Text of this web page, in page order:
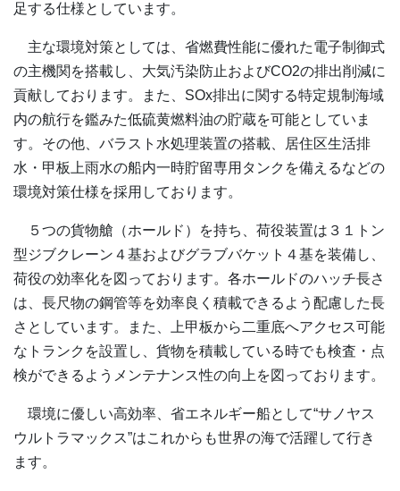
足する仕様としています。
主な環境対策としては、省燃費性能に優れた電子制御式
の主機関を搭載し、大気汚染防止およびCO2の排出削減に
貢献しております。また、SOx排出に関する特定規制海域
内の航行を鑑みた低硫黄燃料油の貯蔵を可能としていま
す。その他、バラスト水処理装置の搭載、居住区生活排
水・甲板上雨水の船内一時貯留専用タンクを備えるなどの
環境対策仕様を採用しております。
５つの貨物艙（ホールド）を持ち、荷役装置は３１トン
型ジブクレーン４基およびグラブバケット４基を装備し、
荷役の効率化を図っております。各ホールドのハッチ長さ
は、長尺物の鋼管等を効率良く積載できるよう配慮した長
さとしています。また、上甲板から二重底へアクセス可能
なトランクを設置し、貨物を積載している時でも検査・点
検ができるようメンテナンス性の向上を図っております。
環境に優しい高効率、省エネルギー船として“サノヤス
ウルトラマックス”はこれからも世界の海で活躍して行き
ます。